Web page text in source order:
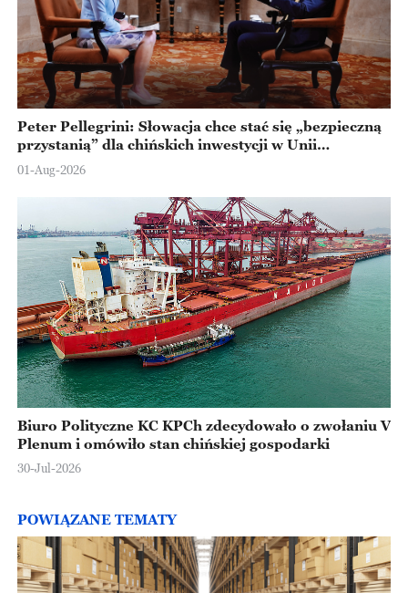
Peter Pellegrini: Słowacja chce stać się „bezpieczną
przystanią” dla chińskich inwestycji w Unii
Europejskiej
01-Aug-2026
Biuro Polityczne KC KPCh zdecydowało o zwołaniu V
Plenum i omówiło stan chińskiej gospodarki
30-Jul-2026
POWIĄZANE TEMATY